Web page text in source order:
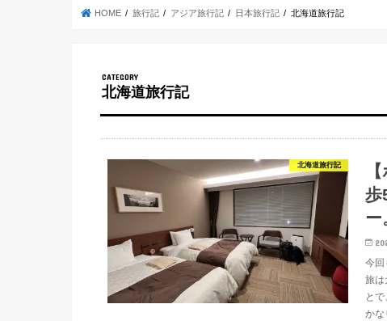
HOME 旅行記 アジア旅行記 日本旅行記 北海道旅行記
北海道旅行記
北海道旅行記
歩
ー
今回
旅は
と
か